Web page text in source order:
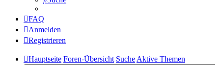
FAQ
Anmelden
Registrieren
Hauptseite Foren-Übersicht Suche Aktive Themen